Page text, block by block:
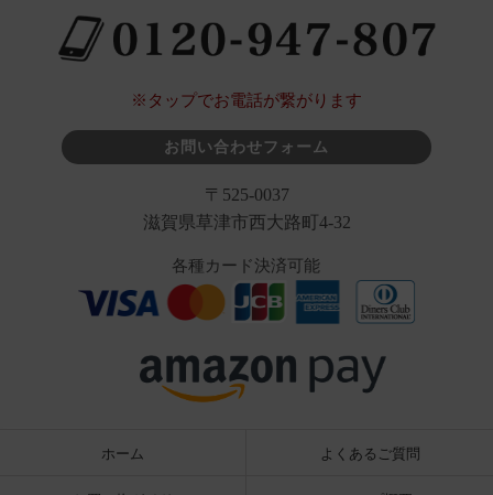
※タップでお電話が繋がります
お問い合わせフォーム
〒525-0037
滋賀県草津市西大路町4-32
各種カード決済可能
ホーム よくあるご質問